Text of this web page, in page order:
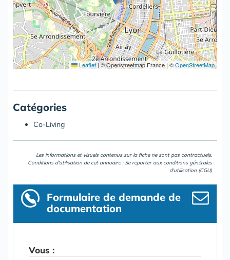
Leaflet |© Openstreetmap France | ©OpenStreetMap
Catégories
Co-Living
Les informations et visuels contenus sur la fiche ne sont pas contractuels.
Conditions d'utilisation de cet annuaire : Se reporter aux conditions générales
d'utilisation (CGU)
Formulaire de demande de
documentation
Vous :